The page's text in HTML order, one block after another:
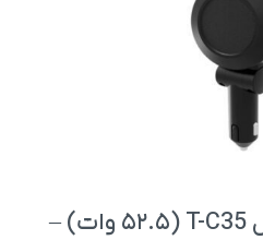
شارژر فندکی ترانیو مدل T-C35 (۵۲.۵ وات) –